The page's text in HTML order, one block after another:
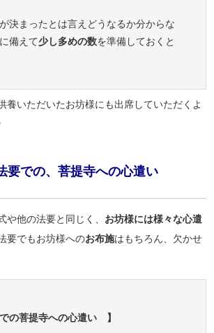
決まったとは言えどうなるか分からな
備えて少し多めの数を準備しておくと
養いただいたお坊様にも出席していただくよ
要での、菩提寺への心遣い
や他の法要と同じく、 お坊様には様々な心遣
要でもお坊様へのお布施はもちろん、欠かせ
の菩提寺への心遣い 】